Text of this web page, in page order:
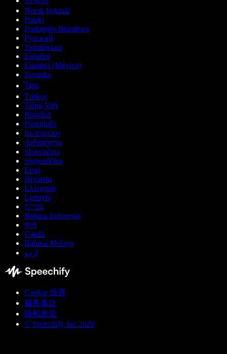
Norsk bokmål
Polski
Português Brasileiro
Русский
Українська
Español
Español (México)
Svenska
ไทย
Türkçe
Tiếng Việt
Română
Português
Български
ქართული
Slovenčina
Slovenščina
Eesti
Hrvatski
Ελληνικά
Lietuvių
עברית
Bahasa Indonesia
বাংলা
Català
Bahasa Melayu
اردو
Cookie 设置
服务条款
隐私政策
© Speechify Inc 2026